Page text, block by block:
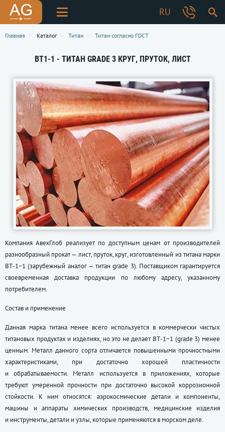
RU
Главная Каталог Титан Титан согласно ГОСТ
ВТ1-1 - ТИТАН GRADE 3 КРУГ, ПРУТОК, ЛИСТ
Компания АвекГлоб реализует по доступным ценам от производителей
разнообразный прокат — лист, пруток, круг, изготовленный из титана марки
ВТ-1−1 (зарубежный аналог — титан grade 3). Поставщиком гарантируется
своевременная доставка продукции по любому адресу, указанному
потребителем.
Состав и применение
Данная марка титана менее всего используется в коммерчески чистых
титановых продуктах и изделиях, но это не делает ВТ-1−1 (grade 3) менее
ценным. Металл данного сорта отличается повышенными прочностными
характеристиками, при достаточно хорошей пластичности
и обрабатываемости. Металл используется в приложениях, которые
требуют умеренной прочности при достаточно высокой коррозионной
стойкости. К ним относятся: аэрокосмические детали и компоненты,
машины и аппараты химических производств, медицинские изделия
и инструменты, детали и узлы, которые применяются в морском деле.